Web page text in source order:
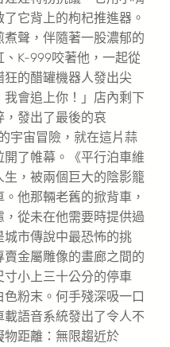
它背上的枸杞推進器。
聲，伴隨著一股濃郁的
K-999咬著他，一起從
的醋罐機器人發出尖
會追上你！」店內剩下
發出了最後的哀
宇宙冒險，就在這片蒜
了帷幕。《平行泊車維
，被兩個巨大的陰影籠
他那輛老舊的掀背車，
從未在他需要時提供過
市傳說中最恐怖的挑
金屬雕像的畫廊之間的
小上三十公分的停車
粉末。何手殘深吸一口
語音系統發出了令人不
距離：無限趨近於